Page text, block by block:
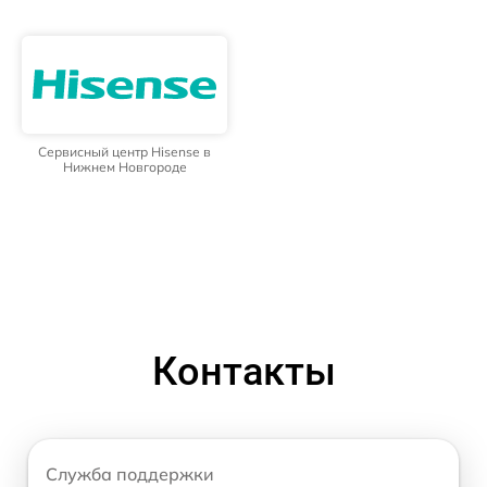
Сервисный центр Hisense в
Нижнем Новгороде
Контакты
Служба поддержки